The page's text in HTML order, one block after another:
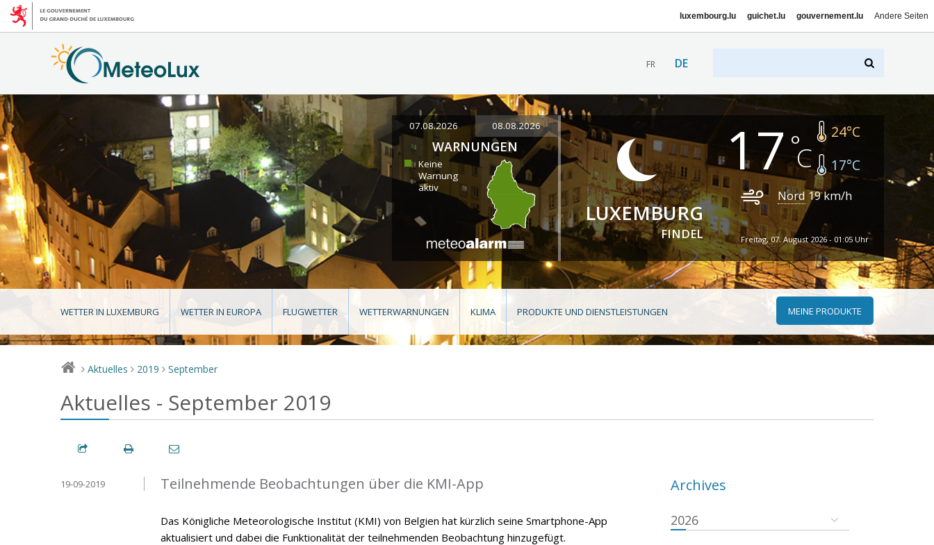
luxembourg.lu guichet.lu gouvernement.lu Andere Seiten
FR DE
07.08.2026 08.08.2026
WARNUNGEN
Keine
Warnung
aktiv
LUXEMBURG
FINDEL
17 24°C
17°C
Nord 19km/h
Freitag, 07. August 2026 - 01:05 Uhr
WETTER IN LUXEMBURG WETTER IN EUROPA FLUGWETTER WETTERWARNUNGEN KLIMA PRODUKTE UND DIENSTLEISTUNGEN MEINE PRODUKTE
> Aktuelles > 2019 > September
Aktuelles - September 2019
Teilnehmende Beobachtungen über die KMI-App
19-09-2019
Das Königliche Meteorologische Institut (KMI) von Belgien hat kürzlich seine Smartphone-App
aktualisiert und dabei die Funktionalität der teilnehmenden Beobachtung hinzugefügt.
Archives
2026